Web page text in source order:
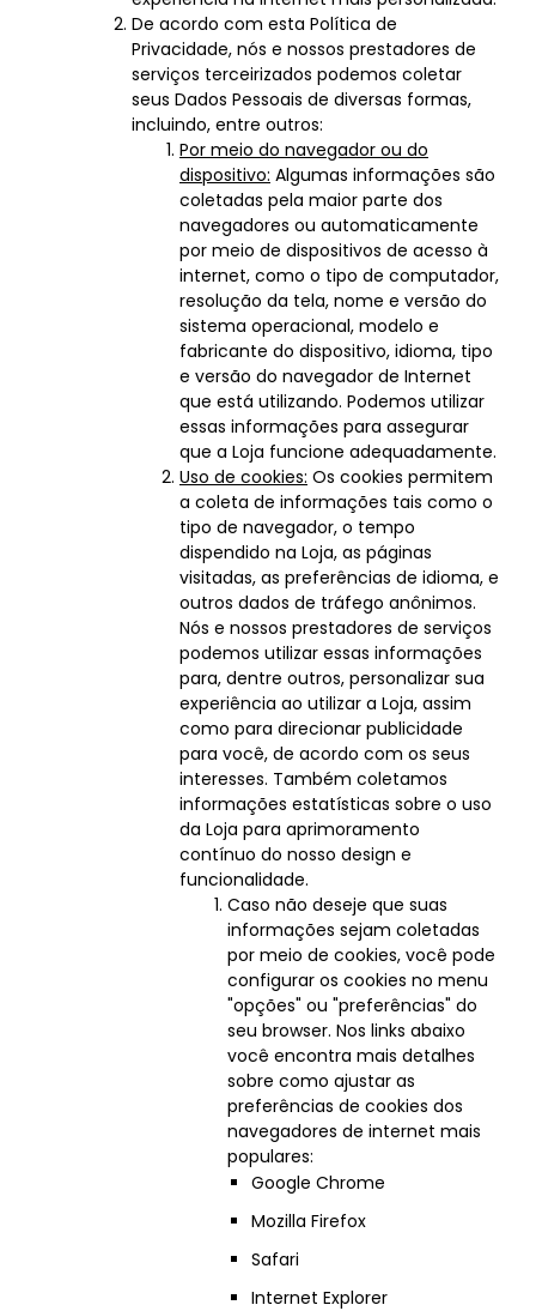
De acordo com esta Política de
Privacidade, nós e nossos prestadores de
serviços terceirizados podemos coletar
seus Dados Pessoais de diversas formas,
incluindo, entre outros:
Por meio do navegador ou do
dispositivo: Algumas informações são
coletadas pela maior parte dos
navegadores ou automaticamente
por meio de dispositivos de acesso à
internet, como o tipo de computador,
resolução da tela, nome e versão do
sistema operacional, modelo e
fabricante do dispositivo, idioma, tipo
e versão do navegador de Internet
que está utilizando. Podemos utilizar
essas informações para assegurar
que a Loja funcione adequadamente.
Uso de cookies: Os cookies permitem
a coleta de informações tais como o
tipo de navegador, o tempo
dispendido na Loja, as páginas
visitadas, as preferências de idioma, e
outros dados de tráfego anônimos.
Nós e nossos prestadores de serviços
podemos utilizar essas informações
para, dentre outros, personalizar sua
experiência ao utilizar a Loja, assim
como para direcionar publicidade
para você, de acordo com os seus
interesses. Também coletamos
informações estatísticas sobre o uso
da Loja para aprimoramento
contínuo do nosso design e
funcionalidade.
Caso não deseje que suas
informações sejam coletadas
por meio de cookies, você pode
configurar os cookies no menu
"opções" ou "preferências" do
seu browser. Nos links abaixo
você encontra mais detalhes
sobre como ajustar as
preferências de cookies dos
navegadores de internet mais
populares:
Google Chrome
Mozilla Firefox
Safari
Internet Explorer